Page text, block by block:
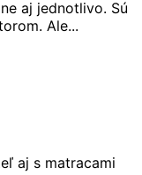
aj jednotlivo. Sú
Ale...
aj s matracami